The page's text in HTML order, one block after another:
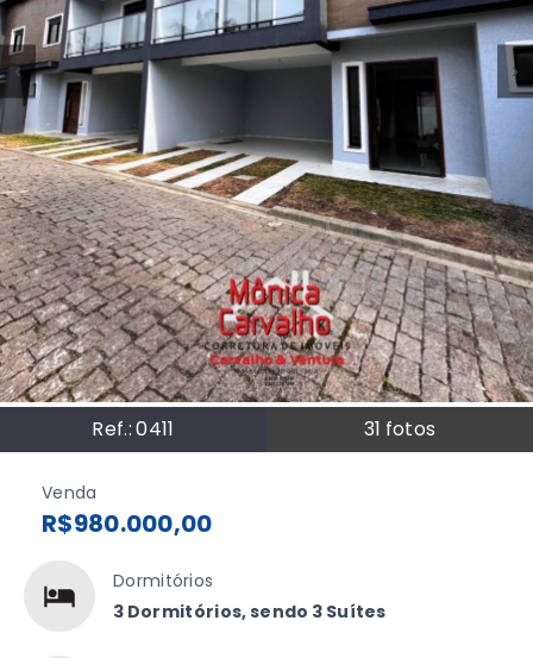
Ref.:0411 31 fotos
Venda
R$980.000,00
Dormitórios
3 Dormitórios, sendo 3 Suítes